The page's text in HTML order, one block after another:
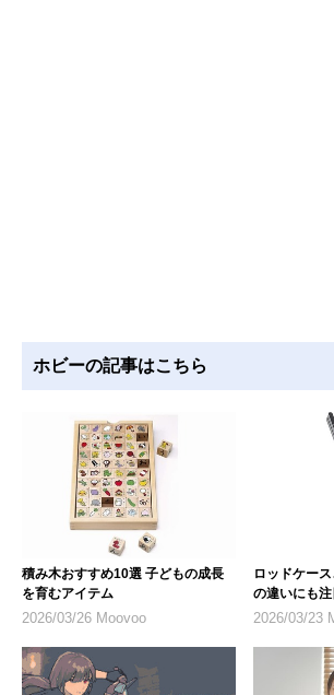
ホビーの記事はこちら
積み木おすすめ10選 子どもの成長
を育むアイテム
2026/03/26 Moovoo
ロッドケー
の違いにも注
2026/03/23